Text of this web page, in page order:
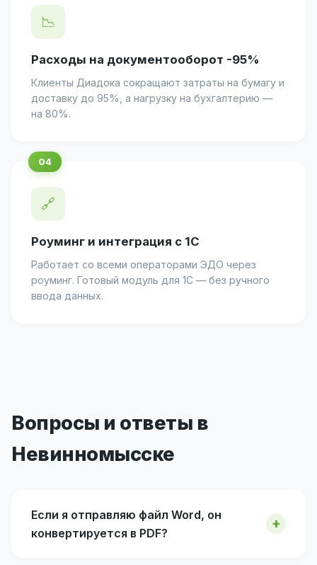
📉
Расходы на документооборот -95%
Клиенты Диадока сокращают затраты на бумагу и
доставку до 95%, а нагрузку на бухгалтерию —
на 80%.
🔗
Роуминг и интеграция с 1С
Работает со всеми операторами ЭДО через
роуминг. Готовый модуль для 1С — без ручного
ввода данных.
Вопросы и ответы в
Невинномысске
Если я отправляю файл Word, он
конвертируется в PDF?